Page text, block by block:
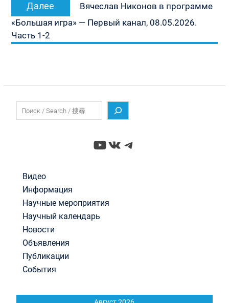
Далее
запись:
Вячеслав Никонов в программе
«Большая игра» — Первый канал, 08.05.2026.
Часть 1-2
YouTube
ВКонтакте
Telegram
Видео
Информация
Научные мероприятия
Научный календарь
Новости
Объявления
Публикации
События